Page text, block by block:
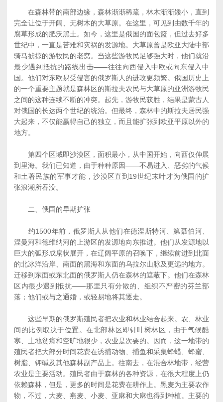
在森林带的南部边缘，森林渐渐稀疏，林木渐渐矮小，直到
完全让位于开阔、无树木的大草原。在这里，可见到由数千年的
腐草形成的肥沃黑土。如今，这里是俄国的面包篮，但过去好多
世纪中，一直是苦难和灾祸的发源地。大草原曾是欧亚大陆中部
骑马掳掠的游牧民的老窝。当这些游牧民足够强大时，他们就沿
最少遇到抵抗的路线出击――往往向西侵入中欧或向东侵入中
国。他们对东欧易受侵害的俄罗斯人的进攻更频繁。俄国历史上
的一个重要主题就是森林区的斯拉夫农民与大草原的亚洲游牧民
之间的这种连续不断的冲突。起先，游牧民获胜，结果是蒙古人
对俄国的长达两个世纪的统治。但最终，森林中的斯拉夫居民强
大起来，不仅能赢得自己的独立，而且能扩张到欧亚平原以外的
地方。
第四个区域即沙漠区，面积最小，从中国开始，向西仅伸展
到里海。我们已知道，由于种种原因――不易进入、恶劣的气候
和土著民族的军事才能，沙漠区直到19世纪末叶才为俄国的扩
张浪潮所吞没。
二、俄国的早期扩张
约1500年前，俄罗斯人从他们在德涅斯特河、第聂伯河、
涅曼河和德维纳河的上游区的发源地向东推进。他们从发源地以
巨大的弧形成扇状展开，在辽阔平原的召唤下，继续前进到北面
的北冰洋沿岸、南面的黑海和东面的乌拉尔山脉及更远的地方。
迁移到东面或东北面的俄罗斯人仍在森林的遮蔽下。他们在森林
区内很少遇到抵抗――那里只有分散的、组织不严密的芬兰部
落；他们或与之通婚，或轻易地将其逐走。
这些早期的俄罗斯殖民者把农业和林业结合起来。农、林业
间的比例取决于位置。在北部林区即针叶树林区，由于气候酷
寒、土地贫瘠和空旷地很少，农业是次要的。因而，这一地带的
殖民者把大部分时间花费在诱捕动物、捕鱼和采集蜂蜡、蜂蜜、
树脂、钾碱及其他森林副产品上。往南去，在混合林地带，经营
农业是主要活动。殖民者由于森林的各种资源，在很大程度上仍
依赖森林，但是，更多的时间是花费在耕作上。黑麦为主要农作
物，不过，大麦、燕麦、小麦、亚麻和大麻也得到种植。主要的